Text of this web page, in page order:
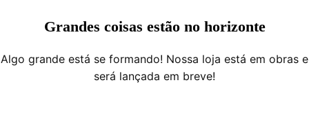
Grandes coisas estão no horizonte
Algo grande está se formando! Nossa loja está em obras e
será lançada em breve!